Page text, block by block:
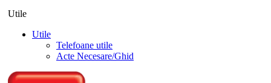
Utile
Utile
Telefoane utile
Acte Necesare/Ghid